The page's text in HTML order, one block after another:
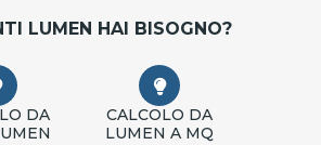
LUMEN HAI BISOGNO?
DA
CALCOLO DA
LUMEN A MQ